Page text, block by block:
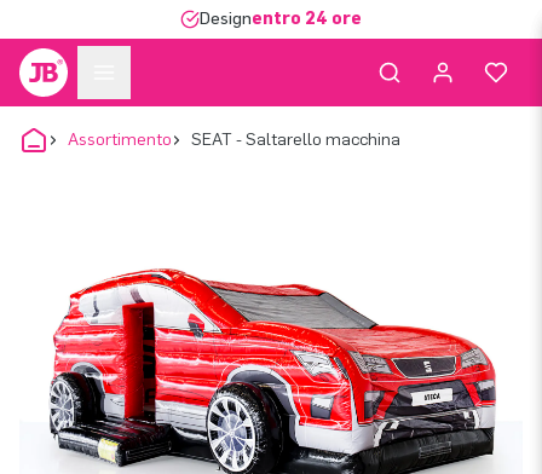
Designentro 24 ore
Assortimento SEAT - Saltarello macchina